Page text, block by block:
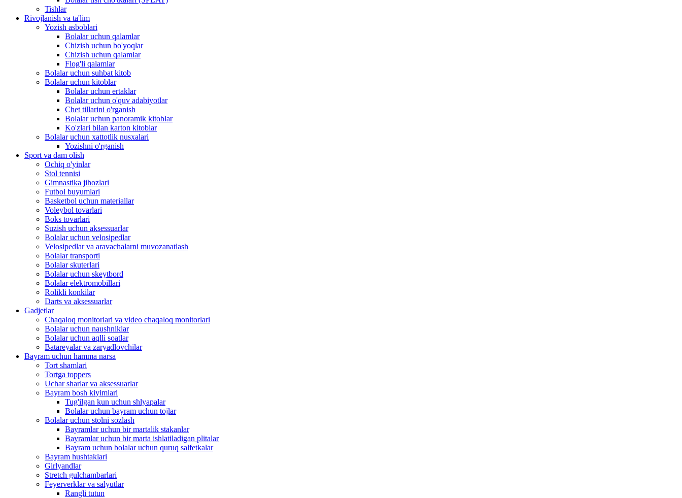
Tishlar
Rivojlanish va ta'lim
Yozish asboblari
Bolalar uchun qalamlar
Chizish uchun bo'yoqlar
Chizish uchun qalamlar
Flog'li qalamlar
Bolalar uchun suhbat kitob
Bolalar uchun kitoblar
Bolalar uchun ertaklar
Bolalar uchun o'quv adabiyotlar
Chet tillarini o'rganish
Bolalar uchun panoramik kitoblar
Ko'zlari bilan karton kitoblar
Bolalar uchun xattotlik nusxalari
Yozishni o'rganish
Sport va dam olish
Ochiq o'yinlar
Stol tennisi
Gimnastika jihozlari
Futbol buyumlari
Basketbol uchun materiallar
Voleybol tovarlari
Boks tovarlari
Suzish uchun aksessuarlar
Bolalar uchun velosipedlar
Velosipedlar va aravachalarni muvozanatlash
Bolalar transporti
Bolalar skuterlari
Bolalar uchun skeytbord
Bolalar elektromobillari
Rolikli konkilar
Darts va aksessuarlar
Gadjetlar
Chaqaloq monitorlari va video chaqaloq monitorlari
Bolalar uchun naushniklar
Bolalar uchun aqlli soatlar
Batareyalar va zaryadlovchilar
Bayram uchun hamma narsa
Tort shamlari
Tortga toppers
Uchar sharlar va aksessuarlar
Bayram bosh kiyimlari
Tug'ilgan kun uchun shlyapalar
Bolalar uchun bayram uchun tojlar
Bolalar uchun stolni sozlash
Bayramlar uchun bir martalik stakanlar
Bayramlar uchun bir marta ishlatiladigan plitalar
Bayram uchun bolalar uchun quruq salfetkalar
Bayram hushtaklari
Girlyandlar
Stretch gulchambarlari
Feyerverklar va salyutlar
Rangli tutun